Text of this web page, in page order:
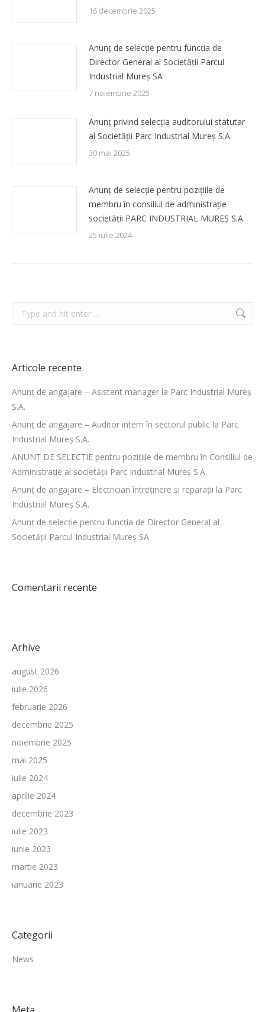
16 decembrie 2025
Anunț de selecție pentru funcția de
Director General al Societății Parcul
Industrial Mureș SA
7 noiembrie 2025
Anunț privind selecția auditorului statutar
al Societății Parc Industrial Mureș S.A.
30 mai 2025
Anunț de selecție pentru pozițiile de
membru în consiliul de administrație
societății PARC INDUSTRIAL MUREȘ S.A.
25 iulie 2024
Search:
Articole recente
Anunț de angajare – Asistent manager la Parc Industrial Mureș
S.A.
Anunț de angajare – Auditor intern în sectorul public la Parc
Industrial Mureș S.A.
ANUNȚ DE SELECȚIE pentru pozițiile de membru în Consiliul de
Administrație al societății Parc Industrial Mureș S.A.
Anunț de angajare – Electrician întreținere și reparații la Parc
Industrial Mureș S.A.
Anunț de selecție pentru funcția de Director General al
Societății Parcul Industrial Mureș SA
Comentarii recente
Arhive
august 2026
iulie 2026
februarie 2026
decembrie 2025
noiembrie 2025
mai 2025
iulie 2024
aprilie 2024
decembrie 2023
iulie 2023
iunie 2023
martie 2023
ianuarie 2023
Categorii
News